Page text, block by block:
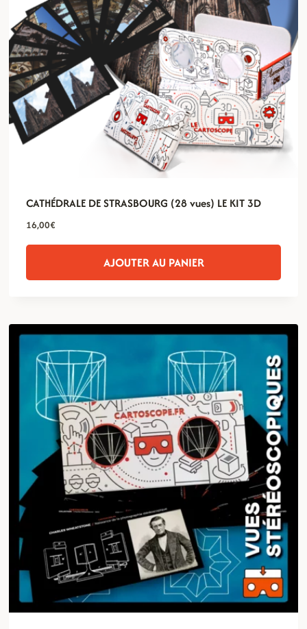
CATHÉDRALE DE STRASBOURG (28 vues) LE KIT 3D
16,00€
AJOUTER AU PANIER